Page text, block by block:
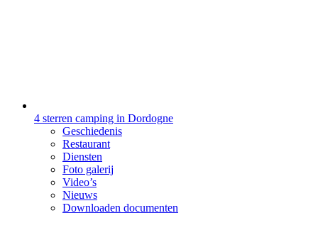
4 sterren camping in Dordogne
Geschiedenis
Restaurant
Diensten
Foto galerij
Video’s
Nieuws
Downloaden documenten